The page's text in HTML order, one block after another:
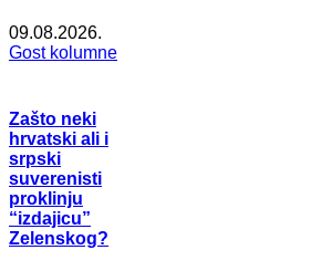
09.08.2026.
Gost kolumne
Zašto neki
hrvatski ali i
srpski
suverenisti
proklinju
“izdajicu”
Zelenskog?